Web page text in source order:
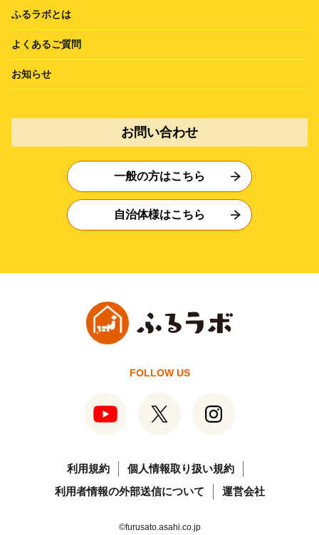
ふるラボとは
よくあるご質問
お知らせ
お問い合わせ
一般の方はこちら
自治体様はこちら
FOLLOW US
利用規約
個人情報取り扱い規約
利用者情報の外部送信について
運営会社
©furusato.asahi.co.jp